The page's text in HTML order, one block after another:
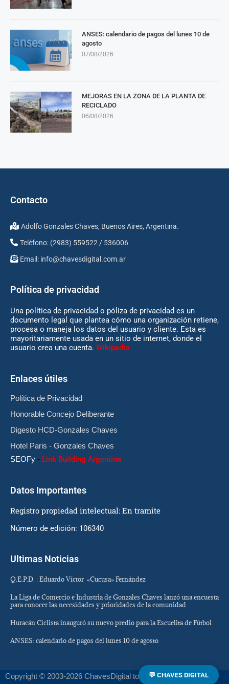
ANSES: calendario de pagos del lunes 10 de
agosto
07/08/2026
MEJORAS EN LA ZONA DE LA PLANTA DE
RECICLADO
06/08/2026
Contacto
Adolfo Gonzales Chaves, Buenos Aires, Argentina.
Teléfono: (2983) 559522 / 536006
Email: info@chavesdigital.com.ar
Política de privacidad
Una política de privacidad o póliza de privacidad es un
documento legal que plantea cómo una organización retiene,
procesa o maneja los datos del usuario y cliente. Esta es
mayoritariamente usada en un sitio de internet, donde el
usuario crea una cuenta. Wikipedia
Enlaces útiles
Política de Privacidad
Honorable Concejo Deliberante
Digesto HCD-Gonzales Chaves
Hotel Paris - Gonzales Chaves
SEOFy - Link Building Argentina
Datos Importantes
Registro propiedad intelectual: En tramite
Número de edición: 106340
Ultimas Noticias
Q.E.P.D. : Eduardo Víctor «Cucusa» Fernández
La Liga de Comercio e Industria de Gonzales Chaves lanzó una encuesta
para conocer las necesidades y prioridades de la comunidad
Huracán Ciclista inauguró su nuevo predio para la Escuelita de Fútbol
ANSES: calendario de pagos del lunes 10 de agosto
Copyright © 2003-2026 ChavesDigital todos los derechos
💬 CHAVES DIGITAL